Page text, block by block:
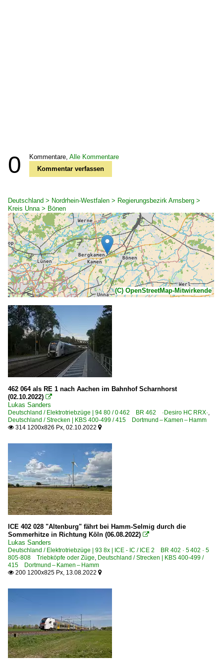
0 Kommentare, Alle Kommentare
Kommentar verfassen
Deutschland > Nordrhein-Westfalen > Regierungsbezirk Arnsberg >
Kreis Unna > Bönen
(C) OpenStreetMap-Mitwirkende
462 064 als RE 1 nach Aachen im Bahnhof Scharnhorst
(02.10.2022) 
Lukas Sanders
Deutschland / Elektrotriebzüge | 94 80 / 0 462 BR 462 ·Desiro HC RRX·,
Deutschland / Strecken | KBS 400-499 / 415 Dortmund – Kamen – Hamm
 314 1200x826 Px, 02.10.2022 
ICE 402 028 "Altenburg" fährt bei Hamm-Selmig durch die
Sommerhitze in Richtung Köln (06.08.2022) 
Lukas Sanders
Deutschland / Elektrotriebzüge | 93 8x | ICE - IC / ICE 2 BR 402 · 5 402 · 5
805-808 Triebköpfe oder Züge, Deutschland / Strecken | KBS 400-499 /
415 Dortmund – Kamen – Hamm
 200 1200x825 Px, 13.08.2022 